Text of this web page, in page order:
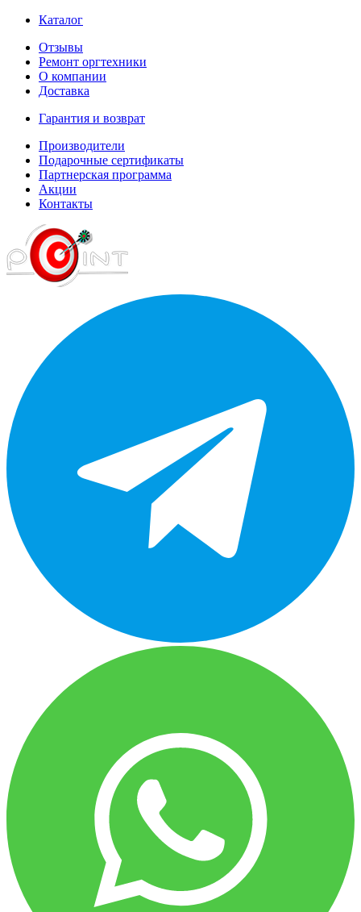
Каталог
Отзывы
Ремонт оргтехники
О компании
Доставка
Гарантия и возврат
Производители
Подарочные сертификаты
Партнерская программа
Акции
Контакты